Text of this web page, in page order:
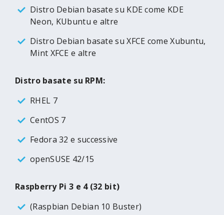
Distro Debian basate su KDE come KDE
Neon, KUbuntu e altre
Distro Debian basate su XFCE come Xubuntu,
Mint XFCE e altre
Distro basate su RPM:
RHEL 7
CentOS 7
Fedora 32 e successive
openSUSE 42/15
Raspberry Pi 3 e 4 (32 bit)
(Raspbian Debian 10 Buster)